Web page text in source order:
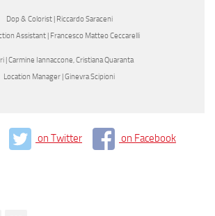
Dop & Colorist | Riccardo Saraceni
Assistant | Francesco Matteo Ceccarelli
| Carmine Iannaccone, Cristiana Quaranta
Location Manager | Ginevra Scipioni
on Twitter on Facebook